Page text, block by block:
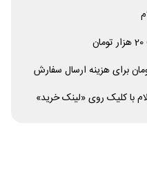
با کلیک روی «لینک خرید»